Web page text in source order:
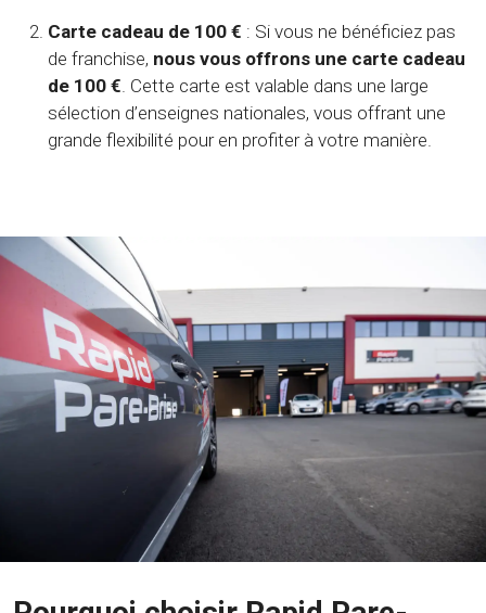
Carte cadeau de 100 € : Si vous ne bénéficiez pas
de franchise, nous vous offrons une carte cadeau
de 100 €. Cette carte est valable dans une large
sélection d’enseignes nationales, vous offrant une
grande flexibilité pour en profiter à votre manière.